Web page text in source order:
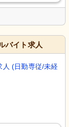
バイト求人
人 (日勤専従/未経